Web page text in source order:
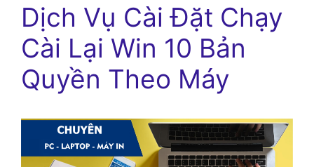
Dịch Vụ Cài Đặt Chạy
Cài Lại Win 10 Bản
Quyền Theo Máy